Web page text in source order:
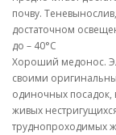
почву.
достаточном
до – 40°С
Хороший медонос.
своими
одиночных посадок,
живых
труднопроходимых